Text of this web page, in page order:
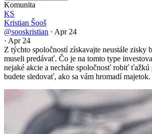
Komunita
KS
Kristian Šooš
@sooskristian · Apr 24
· Apr 24
Z týchto spoločností získavajte neustále zisky
museli predávať. Čo je na tomto type
nejaké akcie a necháte spoločnosť robiť
budete sledovať, ako sa vám hromadí majetok.